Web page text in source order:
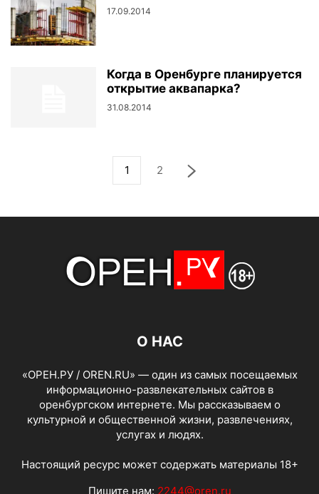
17.09.2014
Когда в Оренбурге планируется
открытие аквапарка?
31.08.2014
1 2
О НАС
«ОРЕН.РУ / OREN.RU» — один из самых посещаемых
информационно-развлекательных сайтов в
оренбургском интернете. Мы рассказываем о
культурной и общественной жизни, развлечениях,
услугах и людях.
Настоящий ресурс может содержать материалы 18+
Пишите нам: 2244@oren.ru